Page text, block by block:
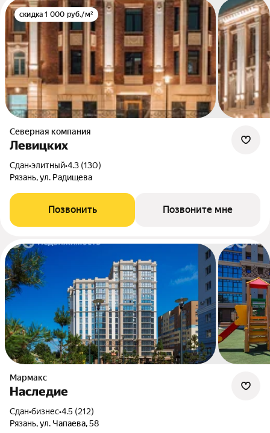
скидка 1 000 руб./м²
Северная компания
Левицких
Сдан•элитный•4.3 (130)
Рязань, ул. Радищева
Позвонить Позвоните мне
Мармакс
Наследие
Сдан•бизнес•4.5 (212)
Рязань, ул. Чапаева, 58